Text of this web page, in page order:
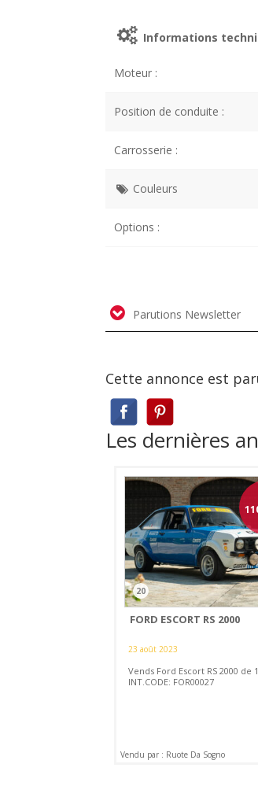
Informations
Moteur :
Position de conduite :
Carrosserie :
Couleurs
Options :
Parutions Newsletter
Cette annonce est
Les dernières
20
FORD ESCORT RS 2000
23 août 2023
Vends Ford Escort RS 2000 de
INT.CODE: FOR00027
Vendu par : Ruote Da Sogno